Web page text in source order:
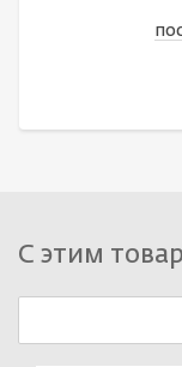
С этим